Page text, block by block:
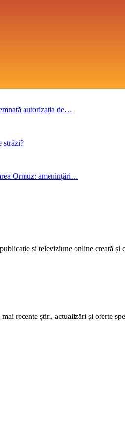
autorizația de…
străzi?
Ormuz: amenințări…
si televiziune online creată
recente știri, actualizări și oferte